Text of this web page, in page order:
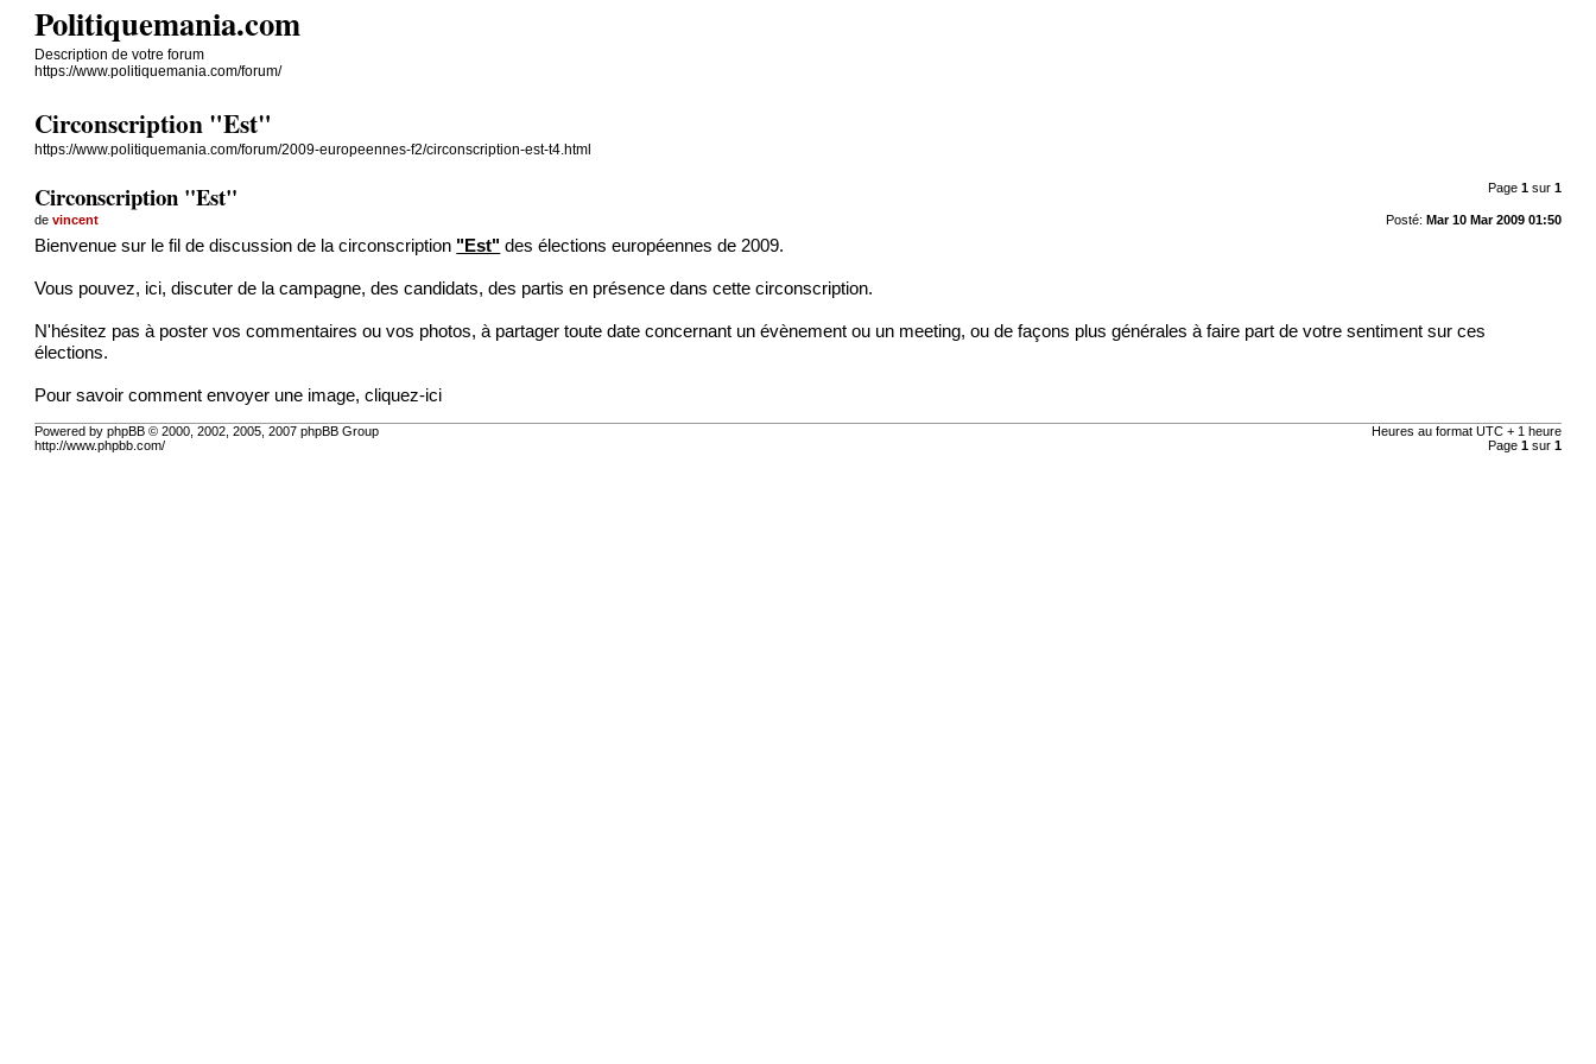
Politiquemania.com
Description de votre forum
https://www.politiquemania.com/forum/
Circonscription "Est"
https://www.politiquemania.com/forum/2009-europeennes-f2/circonscription-est-t4.html
Page 1sur 1
Circonscription "Est"
Posté: Mar 10 Mar 2009 01:50
devincent
Bienvenue sur le fil de discussion de la circonscription "Est" des élections européennes de 2009.
Vous pouvez, ici, discuter de la campagne, des candidats, des partis en présence dans cette circonscription.
N'hésitez pas à poster vos commentaires ou vos photos, à partager toute date concernant un évènement ou un meeting, ou de façons plus générales à faire part de votre sentiment sur ces
élections.
Pour savoir comment envoyer une image,cliquez-ici
Heures au format UTC + 1 heure
Page 1sur 1
Powered by phpBB © 2000, 2002, 2005, 2007 phpBB Group
http://www.phpbb.com/